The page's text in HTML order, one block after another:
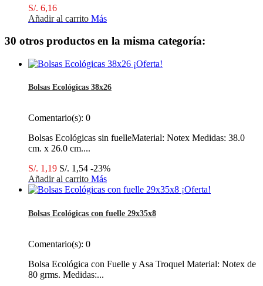
S/. 6,16
Añadir al carrito Más
30 otros productos en la misma categoría:
¡Oferta!
Bolsas Ecológicas 38x26
Comentario(s): 0
Bolsas Ecológicas sin fuelleMaterial: Notex Medidas: 38.0
cm. x 26.0 cm....
S/. 1,19 S/. 1,54 -23%
Añadir al carrito Más
¡Oferta!
Bolsas Ecológicas con fuelle 29x35x8
Comentario(s): 0
Bolsa Ecológica con Fuelle y Asa Troquel Material: Notex de
80 grms. Medidas:...